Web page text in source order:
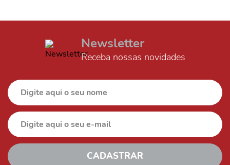
Newsletter
Receba nossas novidades